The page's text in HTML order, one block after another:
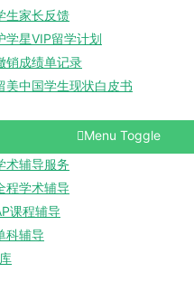
生家长反馈
学星VIP留学计划
销成绩单记录
美中国学生现状白皮书
Menu Toggle
术辅导服务
程学术辅导
课程辅导
科辅导